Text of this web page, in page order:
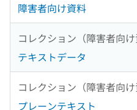
障害者向け資料
コレクション（障害者向け
テキストデータ
コレクション（障害者向け
プレーンテキスト